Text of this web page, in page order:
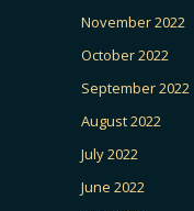
November 2022
October 2022
September 2022
August 2022
July 2022
June 2022